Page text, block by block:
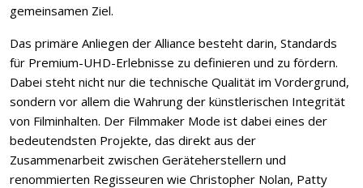
gemeinsamen Ziel.
Das primäre Anliegen der Alliance besteht darin, Standards
für Premium-UHD-Erlebnisse zu definieren und zu fördern.
Dabei steht nicht nur die technische Qualität im Vordergrund,
sondern vor allem die Wahrung der künstlerischen Integrität
von Filminhalten. Der Filmmaker Mode ist dabei eines der
bedeutendsten Projekte, das direkt aus der
Zusammenarbeit zwischen Geräteherstellern und
renommierten Regisseuren wie Christopher Nolan, Patty